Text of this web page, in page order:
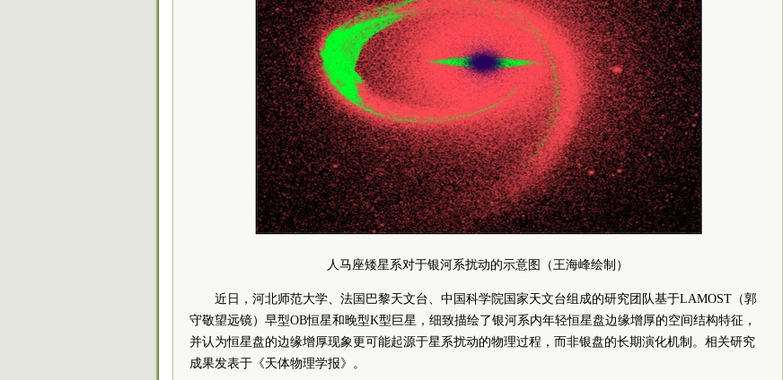
人马座矮星系对于银河系扰动的示意图（王海峰绘制）
近日，河北师范大学、法国巴黎天文台、中国科学院国家天文台组成的研究团队基于LAMOST（郭
守敬望远镜）早型OB恒星和晚型K型巨星，细致描绘了银河系内年轻恒星盘边缘增厚的空间结构特征，
并认为恒星盘的边缘增厚现象更可能起源于星系扰动的物理过程，而非银盘的长期演化机制。相关研究
成果发表于《天体物理学报》。